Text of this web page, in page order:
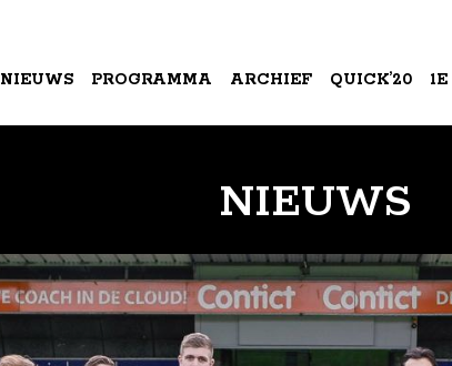
NIEUWS PROGRAMMA ARCHIEF QUICK’20
NIEUWS